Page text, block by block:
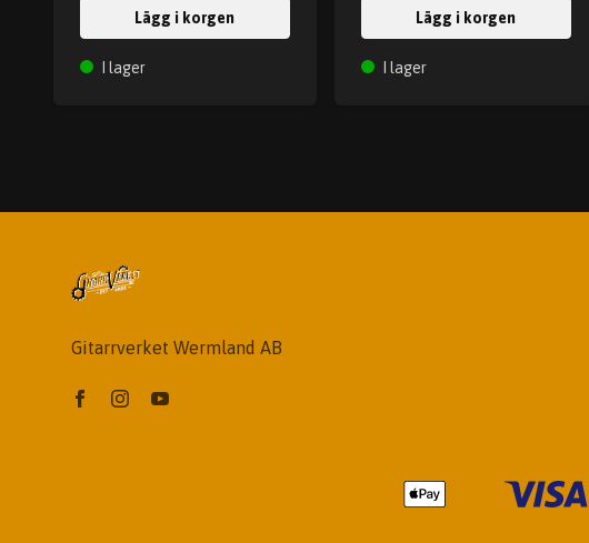
Lägg i korgen
I lager
Lägg i korgen
I lager
Gitarrverket Wermland AB